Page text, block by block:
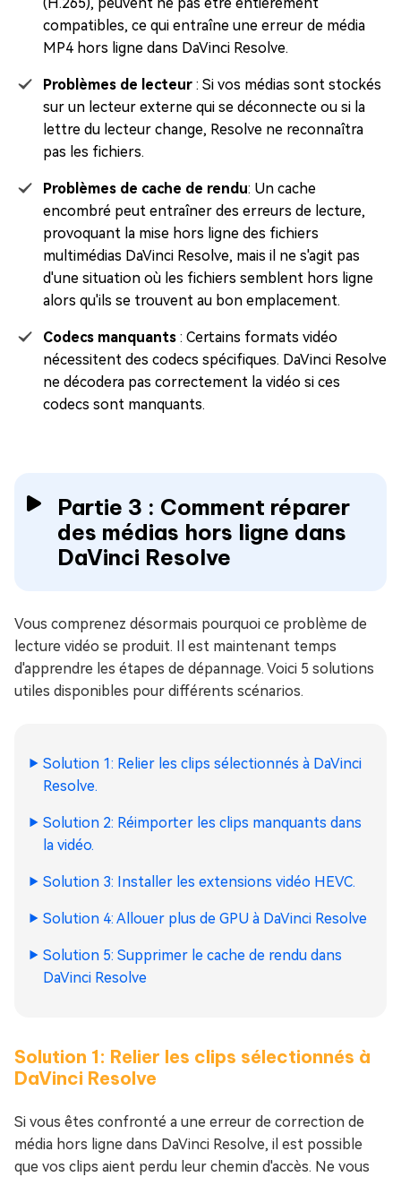
compatibles, ce qui entraîne une erreur de média
MP4 hors ligne dans DaVinci Resolve.
Problèmes de lecteur : Si vos médias sont stockés
sur un lecteur externe qui se déconnecte ou si la
lettre du lecteur change, Resolve ne reconnaîtra
pas les fichiers.
Problèmes de cache de rendu: Un cache
encombré peut entraîner des erreurs de lecture,
provoquant la mise hors ligne des fichiers
multimédias DaVinci Resolve, mais il ne s'agit pas
d'une situation où les fichiers semblent hors ligne
alors qu'ils se trouvent au bon emplacement.
Codecs manquants : Certains formats vidéo
nécessitent des codecs spécifiques. DaVinci Resolve
ne décodera pas correctement la vidéo si ces
codecs sont manquants.
Partie 3 : Comment réparer
des médias hors ligne dans
DaVinci Resolve
Vous comprenez désormais pourquoi ce problème de
lecture vidéo se produit. Il est maintenant temps
d'apprendre les étapes de dépannage. Voici 5 solutions
utiles disponibles pour différents scénarios.
Solution 1: Relier les clips sélectionnés à DaVinci
Resolve.
Solution 2: Réimporter les clips manquants dans
la vidéo.
Solution 3: Installer les extensions vidéo HEVC.
Solution 4: Allouer plus de GPU à DaVinci Resolve
Solution 5: Supprimer le cache de rendu dans
DaVinci Resolve
Solution 1: Relier les clips sélectionnés à
DaVinci Resolve
Si vous êtes confronté a une erreur de correction de
média hors ligne dans DaVinci Resolve, il est possible
que vos clips aient perdu leur chemin d'accès. Ne vous